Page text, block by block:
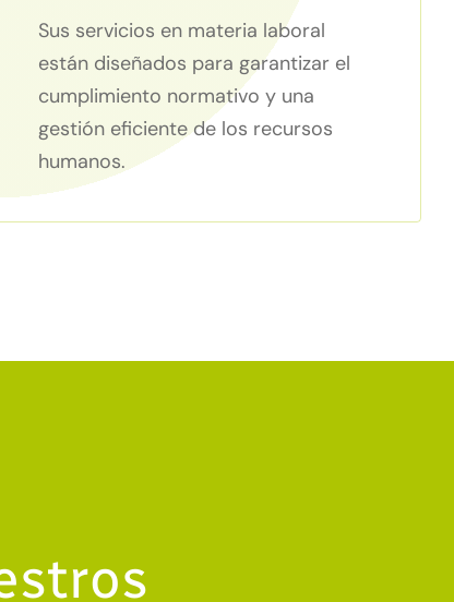
Sus servicios en materia laboral
están diseñados para garantizar el
cumplimiento normativo y una
gestión eficiente de los recursos
humanos.